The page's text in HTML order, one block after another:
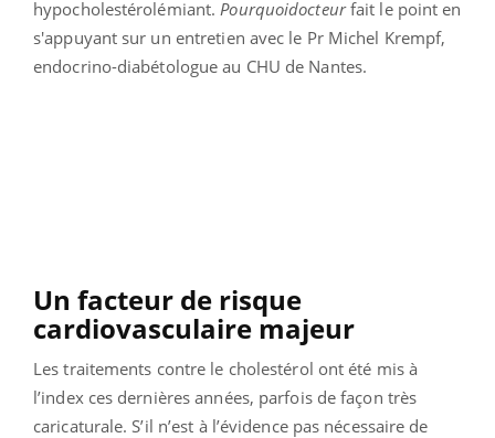
hypocholestérolémiant. Pourquoidocteurfait le point en
s'appuyant sur un entretien avec le Pr Michel Krempf,
endocrino-diabétologue au CHU de Nantes.
Un facteur de risque
cardiovasculaire majeur
Les traitements contre le cholestérol ont été mis à
l’index ces dernières années, parfois de façon très
caricaturale. S’il n’est à l’évidence pas nécessaire de